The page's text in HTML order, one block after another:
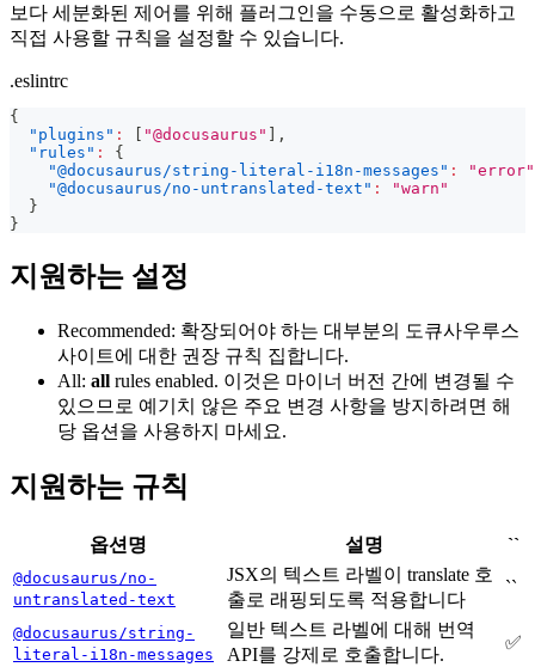
보다 세분화된 제어를 위해 플러그인을 수동으로 활성화하고
직접 사용할 규칙을 설정할 수 있습니다.
.eslintrc
{
"plugins" : "@docusaurus"
,
"rules" :
{
"@docusaurus/string-literal-i18n-messages" :
"error"
"@docusaurus/no-untranslated-text" :
"warn"
}
}
지원하는 설정
Recommended: 확장되어야 하는 대부분의 도큐사우루스
사이트에 대한 권장 규칙 집합니다.
All: all rules enabled. 이것은 마이너 버전 간에 변경될 수
있으므로 예기치 않은 주요 변경 사항을 방지하려면 해
당 옵션을 사용하지 마세요.
지원하는 규칙
옵션명 설명 ``
@docusaurus/no-
untranslated-text
JSX의 텍스트 라벨이 translate 호
출로 래핑되도록 적용합니다
``
@docusaurus/string-
literal-i18n-messages
일반 텍스트 라벨에 대해 번역
API를 강제로 호출합니다.
✅